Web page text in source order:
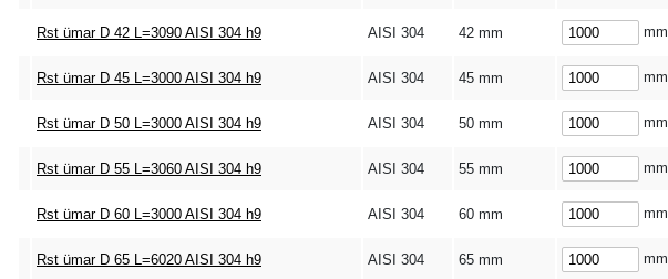
Rst ümar D 42 L=3090 AISI 304 h9 AISI 304 42 mm mm
Rst ümar D 45 L=3000 AISI 304 h9 AISI 304 45 mm mm
Rst ümar D 50 L=3000 AISI 304 h9 AISI 304 50 mm mm
Rst ümar D 55 L=3060 AISI 304 h9 AISI 304 55 mm mm
Rst ümar D 60 L=3000 AISI 304 h9 AISI 304 60 mm mm
Rst ümar D 65 L=6020 AISI 304 h9 AISI 304 65 mm mm